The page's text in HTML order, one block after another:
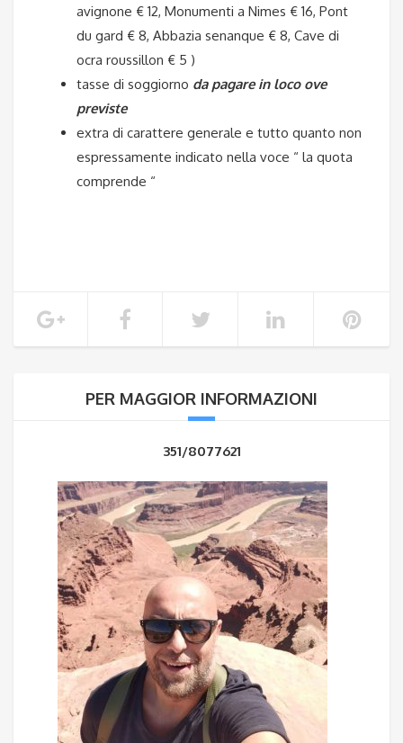
avignone € 12, Monumenti a Nimes € 16, Pont
du gard € 8, Abbazia senanque € 8, Cave di
ocra roussillon € 5 )
tasse di soggiorno da pagare in loco ove
previste
extra di carattere generale e tutto quanto non
espressamente indicato nella voce “ la quota
comprende “
PER MAGGIOR INFORMAZIONI
351/8077621